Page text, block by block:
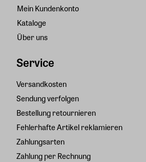
Mein Kundenkonto
Kataloge
Über uns
Service
Versandkosten
Sendung verfolgen
Bestellung retournieren
Fehlerhafte Artikel reklamieren
Zahlungsarten
Zahlung per Rechnung